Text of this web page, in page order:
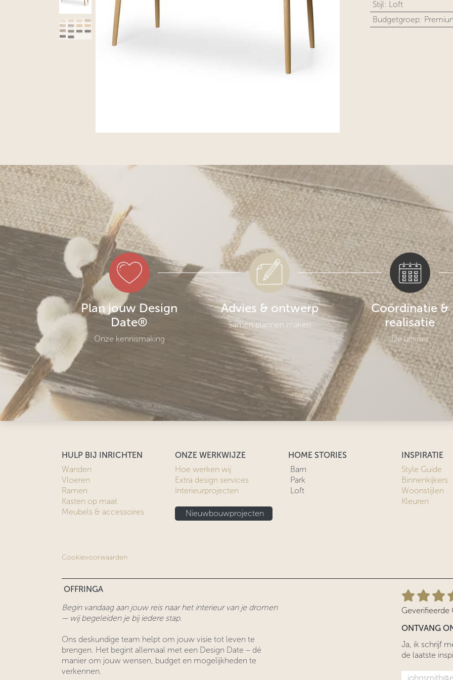
Stijl: Loft
Budgetgroep:
Plan jouw Design
Date®
Onze kennismaking
Advies & ontwerp
Samen plannen maken
Coördinatie &
realisatie
De uitvoer
HULP BIJ INRICHTEN
Wanden
Vloeren
Ramen
Kasten op maat
Meubels & accessoires
ONZE WERKWIJZE
Hoe werken wij
Extra design services
Interieurprojecten
Nieuwbouwprojecten
HOME STORIES
Barn
Park
Loft
INSPIRATIE
Style Guide
Binnenkijkers
Woonstijlen
Kleuren
Cookievoorwaarden
OFFRINGA
Begin vandaag aan jouw reis naar het interieur van je dromen
— wij begeleiden je bij iedere stap.
Ons deskundige team helpt om jouw visie tot leven te
brengen. Het begint allemaal met een Design Date – dé
manier om jouw wensen, budget en mogelijkheden te
verkennen.
Geverifieerde
ONTVANG
Ja, ik schrijf
de laatste